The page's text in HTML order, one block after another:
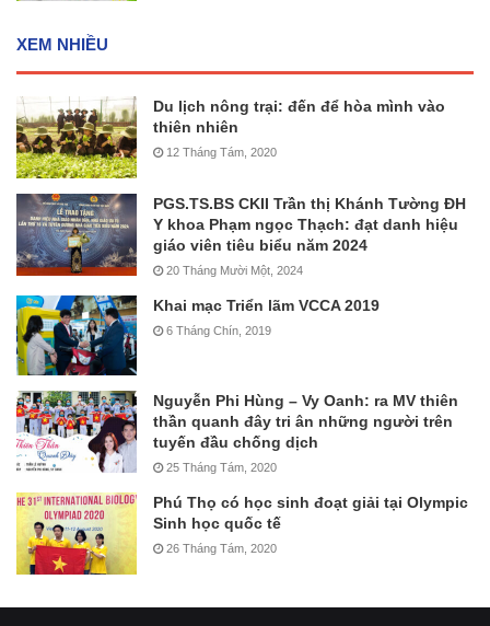
XEM NHIỀU
Du lịch nông trại: đến để hòa mình vào
thiên nhiên
12 Tháng Tám, 2020
PGS.TS.BS CKII Trần thị Khánh Tường ĐH
Y khoa Phạm ngọc Thạch: đạt danh hiệu
giáo viên tiêu biểu năm 2024
20 Tháng Mười Một, 2024
Khai mạc Triển lãm VCCA 2019
6 Tháng Chín, 2019
Nguyễn Phi Hùng – Vy Oanh: ra MV thiên
thần quanh đây tri ân những người trên
tuyến đầu chống dịch
25 Tháng Tám, 2020
Phú Thọ có học sinh đoạt giải tại Olympic
Sinh học quốc tế
26 Tháng Tám, 2020